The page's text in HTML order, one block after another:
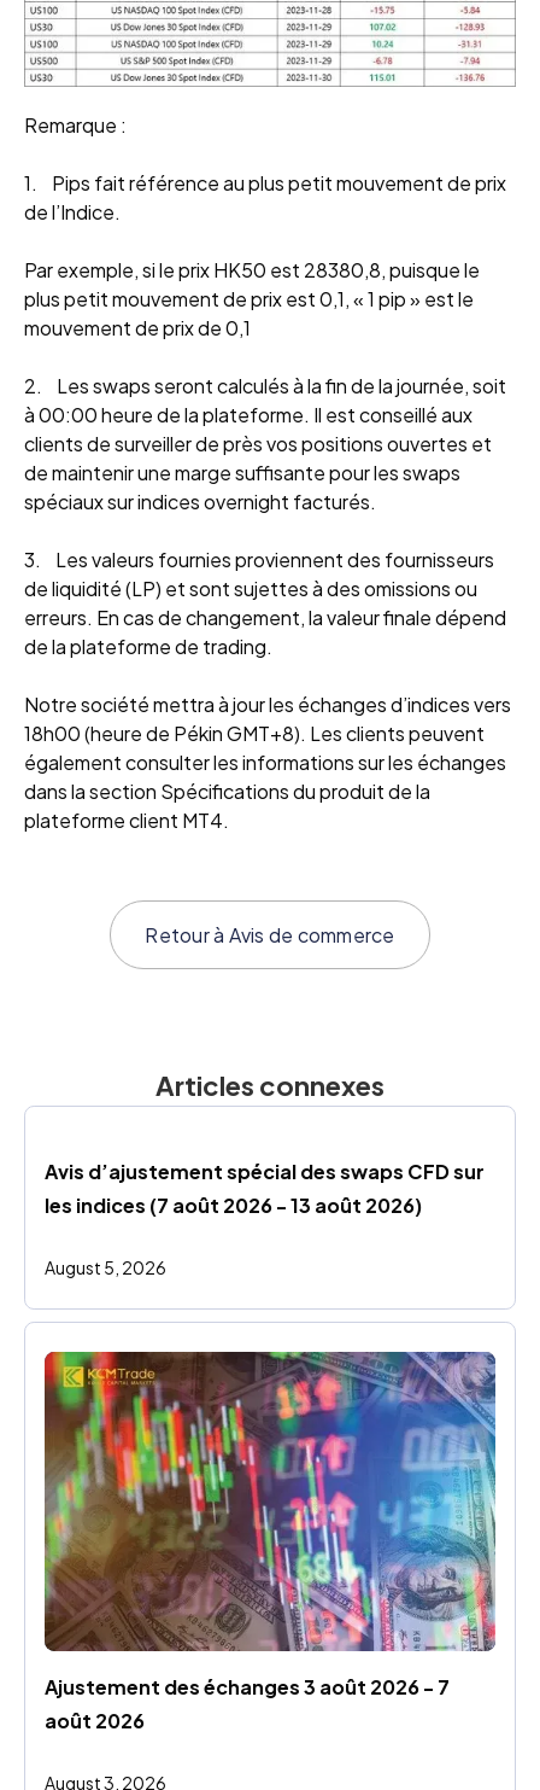
Remarque :
1. Pips fait référence au plus petit mouvement de prix
de l’Indice.
Par exemple, si le prix HK50 est 28380,8, puisque le
plus petit mouvement de prix est 0,1, « 1 pip » est le
mouvement de prix de 0,1
2. Les swaps seront calculés à la fin de la journée, soit
à 00:00 heure de la plateforme. Il est conseillé aux
clients de surveiller de près vos positions ouvertes et
de maintenir une marge suffisante pour les swaps
spéciaux sur indices overnight facturés.
3. Les valeurs fournies proviennent des fournisseurs
de liquidité (LP) et sont sujettes à des omissions ou
erreurs. En cas de changement, la valeur finale dépend
de la plateforme de trading.
Notre société mettra à jour les échanges d’indices vers
18h00 (heure de Pékin GMT+8). Les clients peuvent
également consulter les informations sur les échanges
dans la section Spécifications du produit de la
plateforme client MT4.
Retour à Avis de commerce
Articles connexes
Avis d’ajustement spécial des swaps CFD sur
les indices (7 août 2026 - 13 août 2026)
August 5, 2026
Ajustement des échanges 3 août 2026 - 7
août 2026
August 3, 2026